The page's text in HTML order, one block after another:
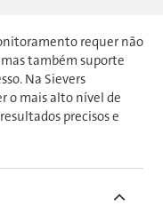
requer não
também suporte
Na Sievers
o mais alto nível de
precisos e